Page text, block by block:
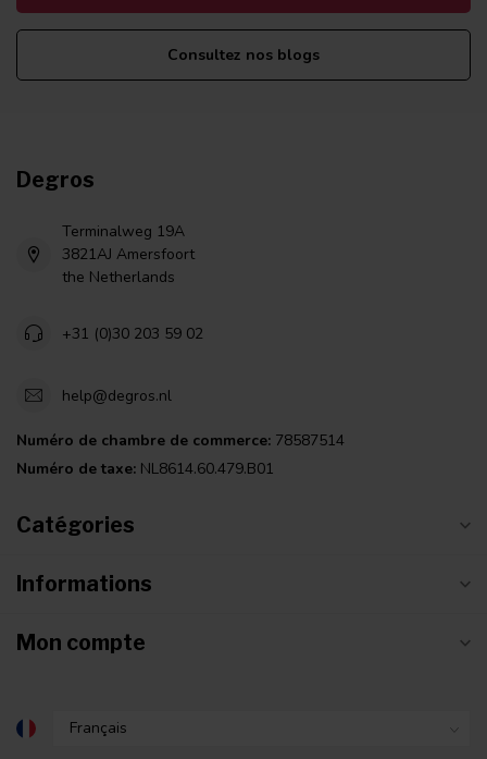
Consultez nos blogs
Degros
Terminalweg 19A
3821AJ Amersfoort
the Netherlands
+31 (0)30 203 59 02
help@degros.nl
Numéro de chambre de commerce: 78587514
Numéro de taxe: NL8614.60.479.B01
Catégories
Informations
Mon compte